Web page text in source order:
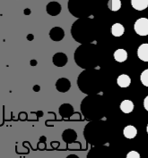
مصلح جميل
الخثعمي